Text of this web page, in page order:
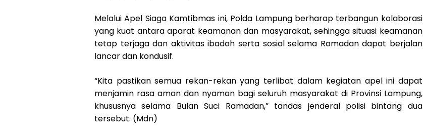
Melalui Apel Siaga Kamtibmas ini, Polda Lampung berharap terbangun kolaborasi
yang kuat antara aparat keamanan dan masyarakat, sehingga situasi keamanan
tetap terjaga dan aktivitas ibadah serta sosial selama Ramadan dapat berjalan
lancar dan kondusif.
“Kita pastikan semua rekan-rekan yang terlibat dalam kegiatan apel ini dapat
menjamin rasa aman dan nyaman bagi seluruh masyarakat di Provinsi Lampung,
khususnya selama Bulan Suci Ramadan,” tandas jenderal polisi bintang dua
tersebut. (Mdn)